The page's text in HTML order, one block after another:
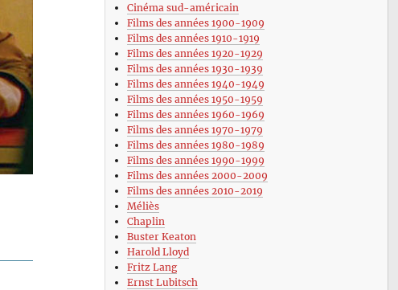
Cinéma sud-américain
Films des années 1900-1909
Films des années 1910-1919
Films des années 1920-1929
Films des années 1930-1939
Films des années 1940-1949
Films des années 1950-1959
Films des années 1960-1969
Films des années 1970-1979
Films des années 1980-1989
Films des années 1990-1999
Films des années 2000-2009
Films des années 2010-2019
Méliès
Chaplin
Buster Keaton
Harold Lloyd
Fritz Lang
Ernst Lubitsch